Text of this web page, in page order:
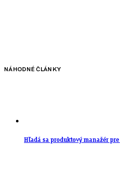
NÁHODNÉ ČLÁNKY
Hľadá sa produktový manažér